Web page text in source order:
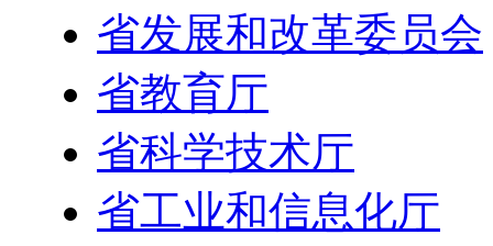
省发展和改革委员会
省教育厅
省科学技术厅
省工业和信息化厅